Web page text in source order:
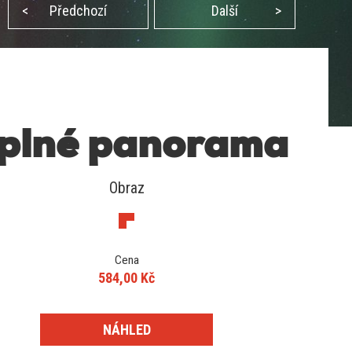
< Předchozí Další >
panorama
Obraz
Cena
584,00 Kč
NÁHLED